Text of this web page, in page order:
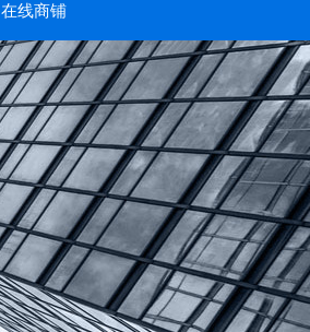
在线商铺